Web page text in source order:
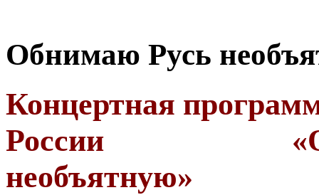
Обнимаю Русь
Концертная
России
необъятную»